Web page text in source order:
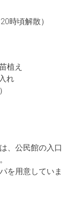
時頃解散）
植え
れ
、公民館の入口
を用意していま